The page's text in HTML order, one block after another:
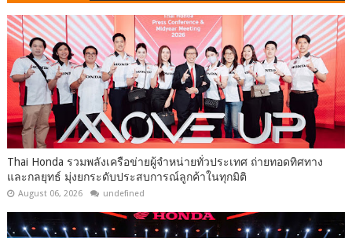
Thai Honda รวมพลังเครือข่ายผู้จำหน่ายทั่วประเทศ ถ่ายทอดทิศทาง
และกลยุทธ์ มุ่งยกระดับประสบการณ์ลูกค้าในทุกมิติ
August 06, 2026 undefined